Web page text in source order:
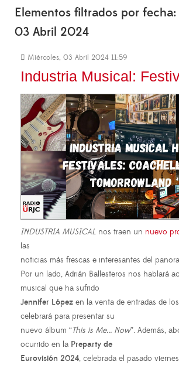
Elementos filtrados por
03 Abril 2024
Miércoles, 03 Abril 2024 11:59
Industria Musical:
INDUSTRIA MUSICAL nos traen un nuevo
las
noticias más frescas e interesantes del
Por un lado, Adrián Ballesteros nos hablará
musical que ha sufrido
Jennifer López en la venta de entradas de
celebrará para presentar su
nuevo álbum “This is Me... Now”. Además,
ocurrido en la Preparty de
Eurovisión 2024, celebrada el pasado